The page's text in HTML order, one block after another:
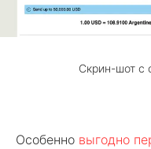
Скрин-шот с
Особенно выгодно